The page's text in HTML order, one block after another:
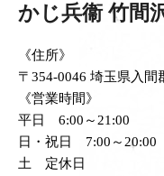
かじ兵衞 竹間
《住所》
〒354-0046 埼玉県入間
《営業時間》
平日 6:00～21:00
日・祝日 7:00～20:00
土 定休日